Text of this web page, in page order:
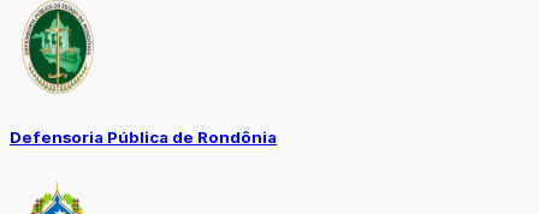
Defensoria Pública de Rondônia